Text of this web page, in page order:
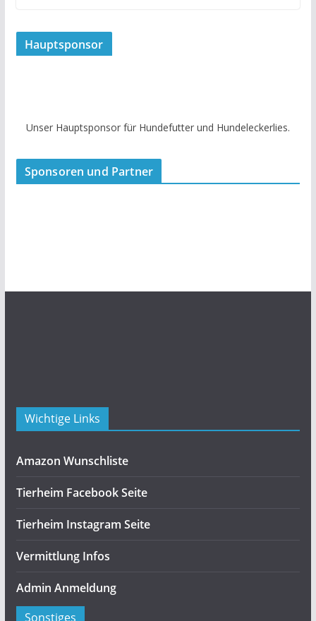
Hauptsponsor
Unser Hauptsponsor für Hundefutter und Hundeleckerlies.
Sponsoren und Partner
Wichtige Links
Amazon Wunschliste
Tierheim Facebook Seite
Tierheim Instagram Seite
Vermittlung Infos
Admin Anmeldung
Sonstiges